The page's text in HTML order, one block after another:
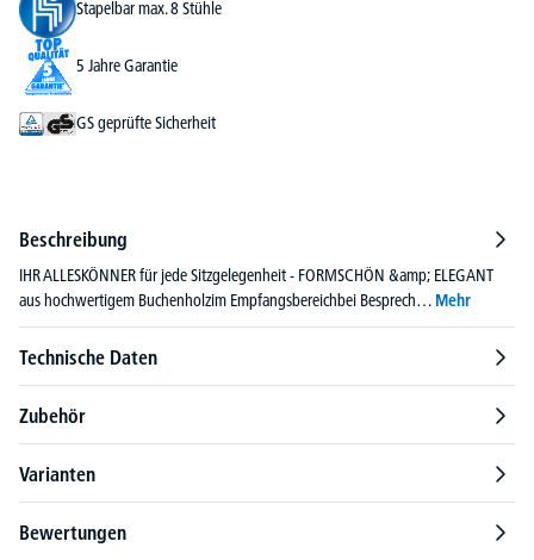
Stapelbar max. 8 Stühle
5 Jahre Garantie
GS geprüfte Sicherheit
Beschreibung
IHR ALLESKÖNNER für jede Sitzgelegenheit - FORMSCHÖN &amp; ELEGANT
aus hochwertigem Buchenholzim Empfangsbereichbei Besprech… Mehr
Technische Daten
Zubehör
Varianten
Bewertungen